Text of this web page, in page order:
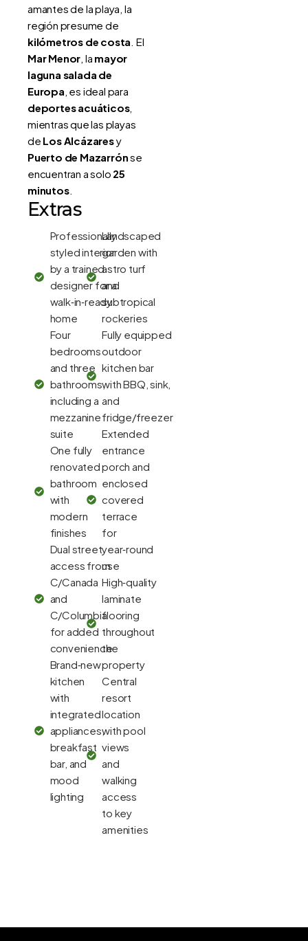
amantes de la playa, la
región presume de
kilómetros de costa. El
Mar Menor, la mayor
laguna salada de
Europa, es ideal para
deportes acuáticos,
mientras que las playas
de Los Alcázaresy
Puerto de Mazarrónse
encuentran a solo 25
minutos.
Extras
Professionally
styled interior
by a trained
designer for a
walk‑in‑ready
home
Four
bedrooms
and three
bathrooms,
including a
mezzanine
suite
One fully
renovated
bathroom
with
modern
finishes
Dual street
access from
C/Canada
and
C/Columbia
for added
convenience
Brand‑new
kitchen
with
integrated
appliances,
breakfast
bar, and
mood
lighting
Landscaped
garden with
astro turf
and
subtropical
rockeries
Fully equipped
outdoor
kitchen bar
with BBQ, sink,
and
fridge/freezer
Extended
entrance
porch and
enclosed
covered
terrace
for
year‑round
use
High‑quality
laminate
flooring
throughout
the
property
Central
resort
location
with pool
views
and
walking
access
to key
amenities